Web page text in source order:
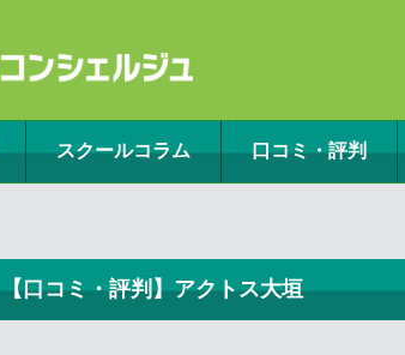
スクールコラム 口コミ・評判
【口コミ・評判】アクトス大垣